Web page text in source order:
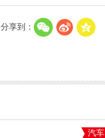
分享到：
汽车